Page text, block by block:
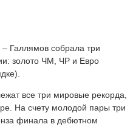
Галлямов собрала три
золото ЧМ, ЧР и Евро
все три мировые рекорда,
На счету молодой пары три
финала в дебютном